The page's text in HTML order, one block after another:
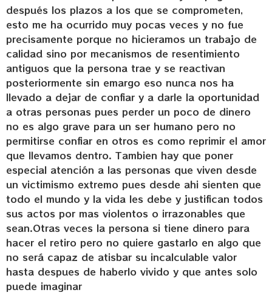
después los plazos a los que se comprometen,
esto me ha ocurrido muy pocas veces y no fue
precisamente porque no hicieramos un trabajo de
calidad sino por mecanismos de resentimiento
antiguos que la persona trae y se reactivan
posteriormente sin emargo eso nunca nos ha
llevado a dejar de confiar y a darle la oportunidad
a otras personas pues perder un poco de dinero
no es algo grave para un ser humano pero no
permitirse confiar en otros es como reprimir el amor
que llevamos dentro. Tambien hay que poner
especial atención a las personas que viven desde
un victimismo extremo pues desde ahi sienten que
todo el mundo y la vida les debe y justifican todos
sus actos por mas violentos o irrazonables que
sean.Otras veces la persona si tiene dinero para
hacer el retiro pero no quiere gastarlo en algo que
no será capaz de atisbar su incalculable valor
hasta despues de haberlo vivido y que antes solo
puede imaginar